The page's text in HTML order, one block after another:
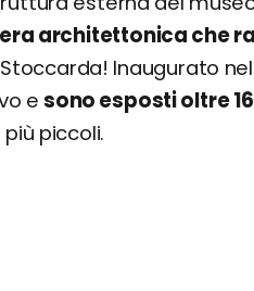
architettonica che
Inaugurato nel
e sono esposti oltre
piccoli.